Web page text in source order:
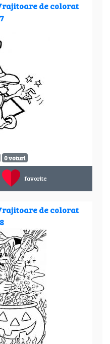
de colorat
0 voturi
favorite
de colorat